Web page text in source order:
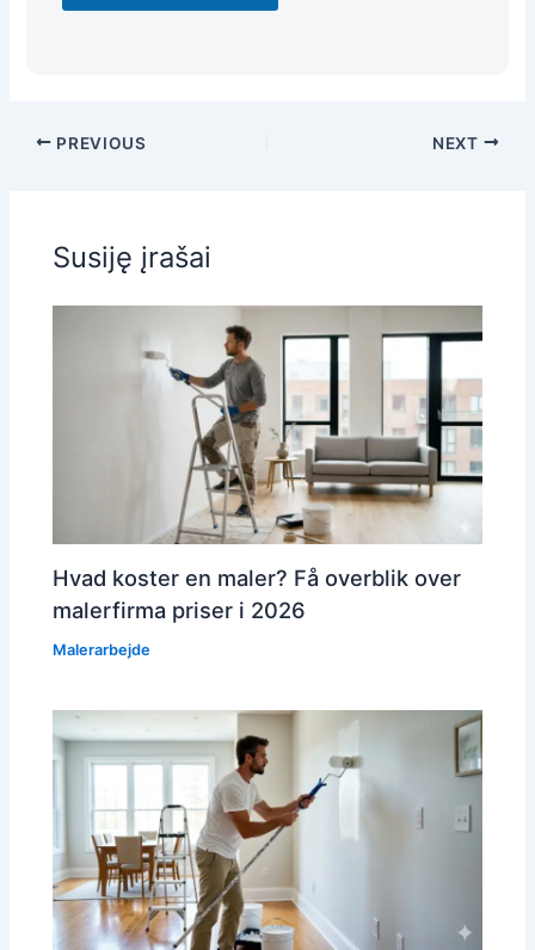
PREVIOUS NEXT
Susiję įrašai
Hvad koster en maler? Få overblik over
malerfirma priser i 2026
Malerarbejde